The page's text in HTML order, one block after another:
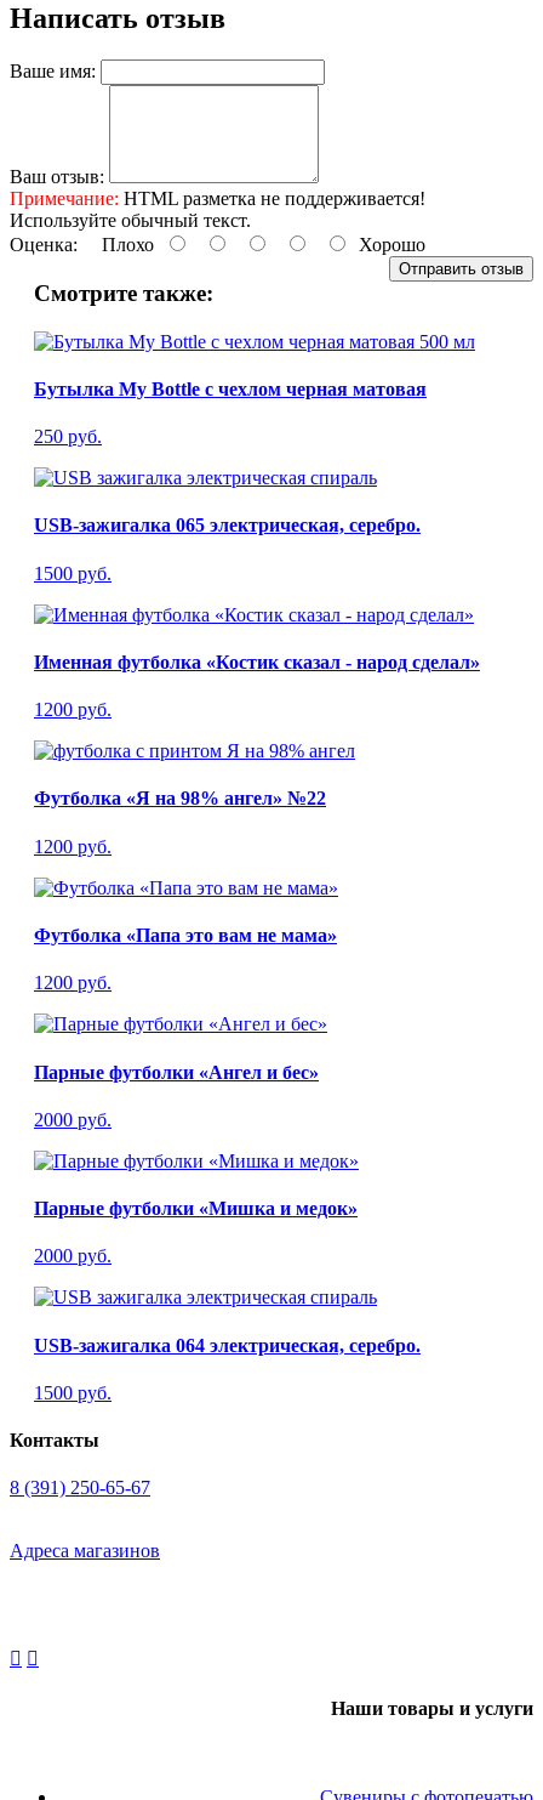
Написать отзыв
Ваше имя:
Ваш отзыв:
Примечание: HTML разметка не поддерживается!
Используйте обычный текст.
Оценка: Плохо Хорошо
Отправить отзыв
Смотрите также:
Бутылка My Bottle с чехлом черная матовая
250 руб.
USB-зажигалка 065 электрическая, серебро.
1500 руб.
Именная футболка «Костик сказал - народ сделал»
1200 руб.
Футболка «Я на 98% ангел» №22
1200 руб.
Футболка «Папа это вам не мама»
1200 руб.
Парные футболки «Ангел и бес»
2000 руб.
Парные футболки «Мишка и медок»
2000 руб.
USB-зажигалка 064 электрическая, серебро.
1500 руб.
Контакты
8 (391) 250-65-67
Адреса магазинов
Наши товары и услуги